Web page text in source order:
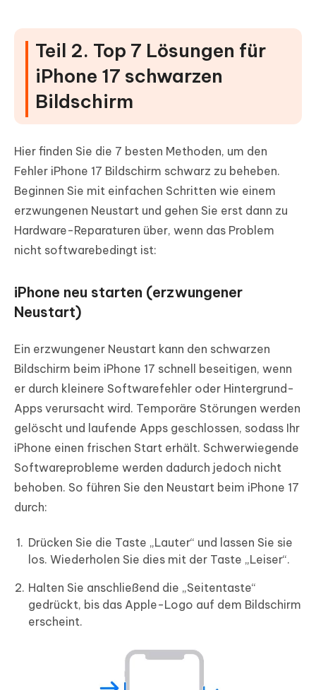
Teil 2. Top 7 Lösungen für
iPhone 17 schwarzen
Bildschirm
Hier finden Sie die 7 besten Methoden, um den
Fehler iPhone 17 Bildschirm schwarz zu beheben.
Beginnen Sie mit einfachen Schritten wie einem
erzwungenen Neustart und gehen Sie erst dann zu
Hardware-Reparaturen über, wenn das Problem
nicht softwarebedingt ist:
iPhone neu starten (erzwungener
Neustart)
Ein erzwungener Neustart kann den schwarzen
Bildschirm beim iPhone 17 schnell beseitigen, wenn
er durch kleinere Softwarefehler oder Hintergrund-
Apps verursacht wird. Temporäre Störungen werden
gelöscht und laufende Apps geschlossen, sodass Ihr
iPhone einen frischen Start erhält. Schwerwiegende
Softwareprobleme werden dadurch jedoch nicht
behoben. So führen Sie den Neustart beim iPhone 17
durch:
Drücken Sie die Taste „Lauter“ und lassen Sie sie
los. Wiederholen Sie dies mit der Taste „Leiser“.
Halten Sie anschließend die „Seitentaste“
gedrückt, bis das Apple-Logo auf dem Bildschirm
erscheint.